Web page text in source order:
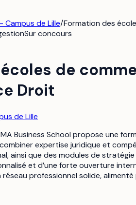
Campus de Lille/Formation des
Sur concours
de
Droit
de Lille
Business School propose une
expertise juridique et
ainsi que des modules de
et d’une forte ouverture
réseau professionnel solide,